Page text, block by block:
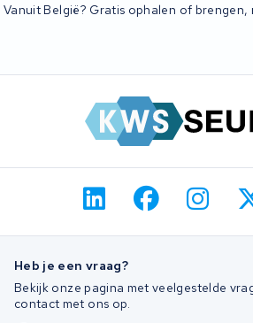
Vanuit België? Gratis ophalen of
Heb je een vraag?
Bekijk onze pagina met veelgestelde
contact met ons op.